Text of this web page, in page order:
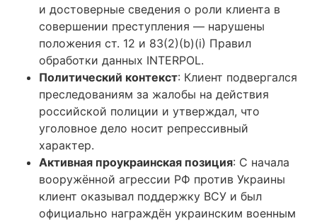
и достоверные сведения о роли клиента в
совершении преступления — нарушены
положения ст. 12 и 83(2)(b)(i) Правил
обработки данных INTERPOL.
Политический контекст: Клиент подвергался
преследованиям за жалобы на действия
российской полиции и утверждал, что
уголовное дело носит репрессивный
характер.
Активная проукраинская позиция: С начала
вооружённой агрессии РФ против Украины
клиент оказывал поддержку ВСУ и был
официально награждён украинским военным